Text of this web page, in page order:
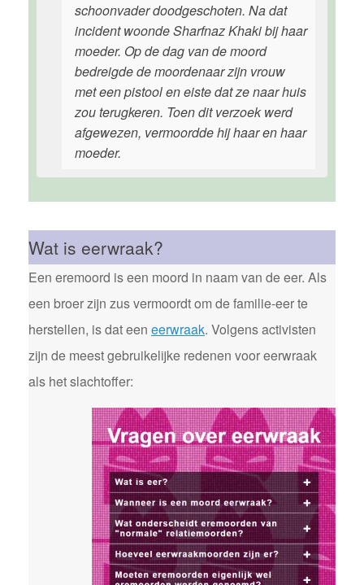
schoonvader doodgeschoten. Na dat
incident woonde Sharfnaz Khaki bij haar
moeder. Op de dag van de moord
bedreigde de moordenaar zijn vrouw
met een pistool en eiste dat ze naar huis
zou terugkeren. Toen dit verzoek werd
afgewezen, vermoordde hij haar en haar
moeder.
Wat is eerwraak?
Een eremoord is een moord in naam van de eer. Als
een broer zijn zus vermoordt om de familie-eer te
herstellen, is dat een eerwraak. Volgens activisten
zijn de meest gebruikelijke redenen voor eerwraak
als het slachtoffer: